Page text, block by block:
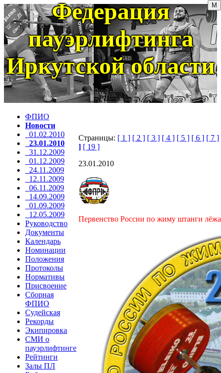
Федерация
пауэрлифтинга
Иркутской области
ФПИО
Новости
01.02.2010
23.01.2010
31.12.2009
01.12.2009
24.11.2009
12.11.2009
06.11.2009
14.09.2009
01.09.2009
12.05.2009
Руководство
Документы
Календарь
Номинации
Положения
Протоколы
Нормативы
Присвоение
Сборная
ФПИО
Судейская
Рекорды
Экипировка
СМИ о
пауэрлифтинге
Рейтинги
Залы ПЛ
Страницы: [ 1 ] [ 2 ] [ 3 ] [ 4 ] [ 5 ] [ 6 ] [ 7 ]
] [ 19 ]
23.01.2010
Первенство России по жиму штанги лёжа